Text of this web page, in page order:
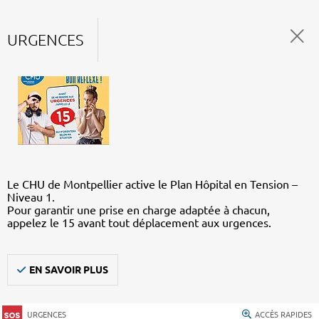
URGENCES
Le CHU de Montpellier active le Plan Hôpital en Tension –
Niveau 1.
Pour garantir une prise en charge adaptée à chacun,
appelez le 15 avant tout déplacement aux urgences.
EN SAVOIR PLUS
URGENCES ACCÈS RAPIDES